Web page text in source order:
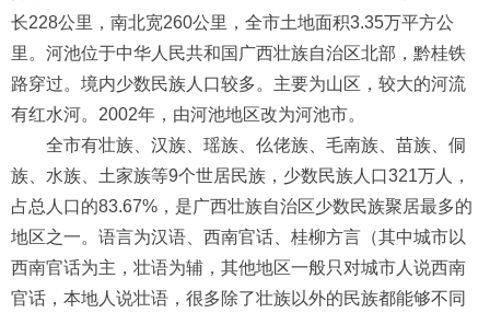
长228公里，南北宽260公里，全市土地面积3.35万平方公
里。河池位于中华人民共和国广西壮族自治区北部，黔桂铁
路穿过。境内少数民族人口较多。主要为山区，较大的河流
有红水河。2002年，由河池地区改为河池市。
全市有壮族、汉族、瑶族、仫佬族、毛南族、苗族、侗
族、水族、土家族等9个世居民族，少数民族人口321万人，
占总人口的83.67%，是广西壮族自治区少数民族聚居最多的
地区之一。语言为汉语、西南官话、桂柳方言（其中城市以
西南官话为主，壮语为辅，其他地区一般只对城市人说西南
官话，本地人说壮语，很多除了壮族以外的民族都能够不同